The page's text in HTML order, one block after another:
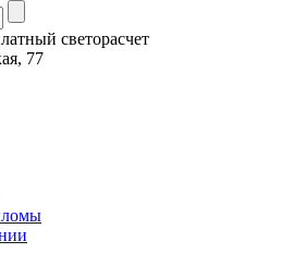
светорасчет
77